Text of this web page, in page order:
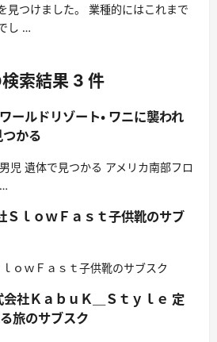
見つけました。 業種的にはこれまで
し …
検索結果 3 件
ールドリゾート・ ワニに襲われ
かる
児 遺体で見つかる アメリカ南部フロ
ＳｌｏｗＦａｓｔ子供靴のサブ
ｏｗＦａｓｔ子供靴のサブスク
会社ＫａｂｕＫ＿Ｓｔｙｌｅ 定
旅のサブスク